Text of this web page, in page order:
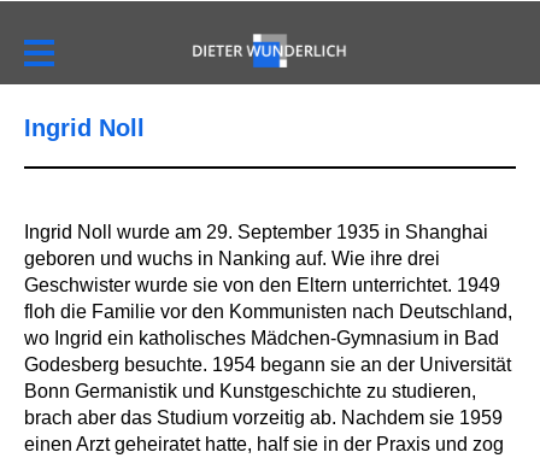
Ingrid Noll
Ingrid Noll wurde am 29. September 1935 in Shanghai
geboren und wuchs in Nanking auf. Wie ihre drei
Geschwister wurde sie von den Eltern unterrichtet. 1949
floh die Familie vor den Kommunisten nach Deutschland,
wo Ingrid ein katholisches Mädchen-Gymnasium in Bad
Godesberg besuchte. 1954 begann sie an der Universität
Bonn Germanistik und Kunstgeschichte zu studieren,
brach aber das Studium vorzeitig ab. Nachdem sie 1959
einen Arzt geheiratet hatte, half sie in der Praxis und zog